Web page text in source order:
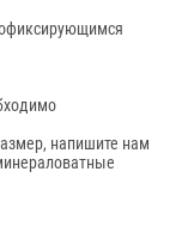
напишите нам